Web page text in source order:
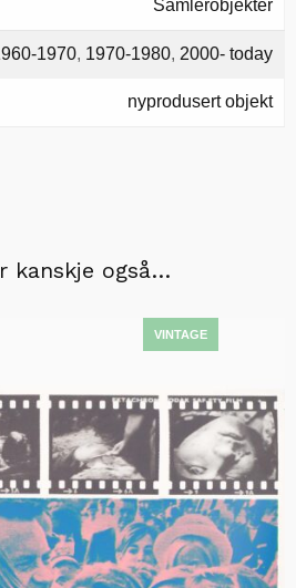
Samlerobjekter
1970, 1970-1980, 2000- today
nyprodusert objekt
kanskje også…